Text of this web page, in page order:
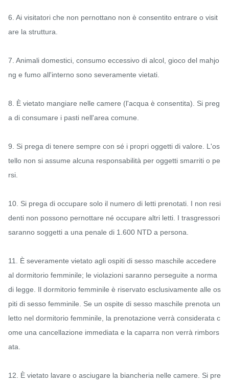
6. Ai visitatori che non pernottano non è consentito entrare o visit
are la struttura.
7. Animali domestici, consumo eccessivo di alcol, gioco del mahjo
ng e fumo all'interno sono severamente vietati.
8. È vietato mangiare nelle camere (l'acqua è consentita). Si preg
a di consumare i pasti nell'area comune.
9. Si prega di tenere sempre con sé i propri oggetti di valore. L'os
tello non si assume alcuna responsabilità per oggetti smarriti o pe
rsi.
10. Si prega di occupare solo il numero di letti prenotati. I non resi
denti non possono pernottare né occupare altri letti. I trasgressori
saranno soggetti a una penale di 1.600 NTD a persona.
11. È severamente vietato agli ospiti di sesso maschile accedere
al dormitorio femminile; le violazioni saranno perseguite a norma
di legge. Il dormitorio femminile è riservato esclusivamente alle os
piti di sesso femminile. Se un ospite di sesso maschile prenota un
letto nel dormitorio femminile, la prenotazione verrà considerata c
ome una cancellazione immediata e la caparra non verrà rimbors
ata.
12. È vietato lavare o asciugare la biancheria nelle camere. Si pre